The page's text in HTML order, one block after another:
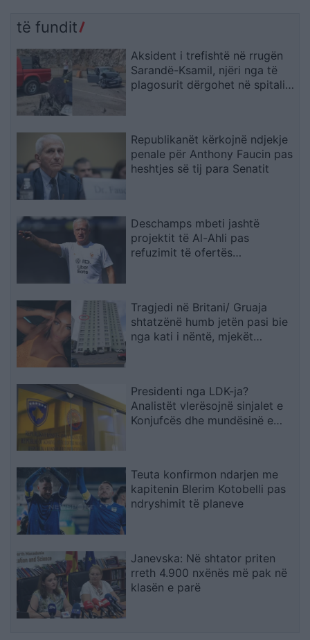
ndërhyrja nga ajri (VIDEO)
të fundit
Aksident i trefishtë në rrugën
Sarandë-Ksamil, njëri nga të
plagosurit dërgohet në spitalin
Republikanët kërkojnë ndjekje
penale për Anthony Faucin pas
heshtjes së tij para Senatit
Deschamps mbeti jashtë
projektit të Al-Ahli pas
refuzimit të ofertës
Tragjedi në Britani/ Gruaja
shtatzënë humb jetën pasi bie
nga kati i nëntë, mjekët
Presidenti nga LDK-ja?
Analistët vlerësojnë sinjalet e
Konjufcës dhe mundësinë e
Teuta konfirmon ndarjen me
kapitenin Blerim Kotobelli pas
ndryshimit të planeve
Janevska: Në shtator priten
rreth 4.900 nxënës më pak në
klasën e parë